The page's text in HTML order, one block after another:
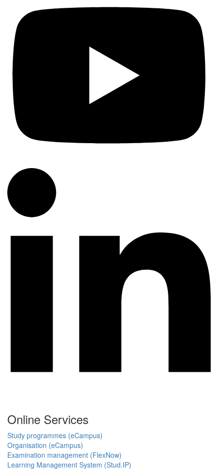
Online Services
Study programmes (eCampus)
Organisation (eCampus)
Examination management (FlexNow)
Learning Management System (Stud.IP)